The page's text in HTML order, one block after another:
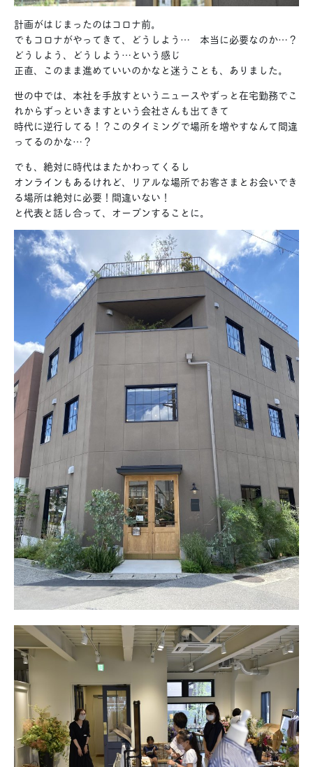
計画がはじまったのはコロナ前。
でもコロナがやってきて、どうしよう… 本当に必要なのか…？
どうしよう、どうしよう…という感じ
正直、このまま進めていいのかなと迷うことも、ありました。
世の中では、本社を手放すというニュースやずっと在宅勤務でこ
れからずっといきますという会社さんも出てきて
時代に逆行してる！？このタイミングで場所を増やすなんて間違
ってるのかな…？
でも、絶対に時代はまたかわってくるし
オンラインもあるけれど、リアルな場所でお客さまとお会いでき
る場所は絶対に必要！間違いない！
と代表と話し合って、オープンすることに。